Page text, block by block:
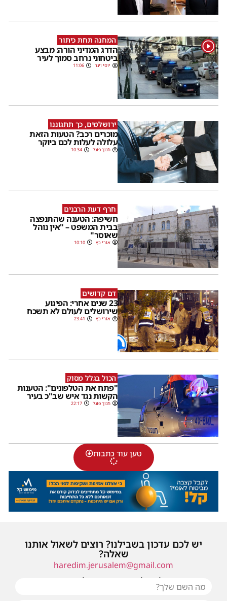
1 המחנה תחת כיתור
הדרג המדיני הורה: מבצע
ביטחוני נרחב סמוך לעיר
יוסי וינר 11:06
ירושלמים, כך תתגוננו
מוכרים רכב? הטעות הזאת
עלולה לעלות לכם ביוקר
חנוך פוגל 10:34
חרף דעת הרבנים
חשיפה: הטענה שהתנפצה
בבית המשפט – "אין נוהל
שאוסר"
אורי כץ 10:10
דם קדושים
23 שנים אחרי: הפיגוע
שירושלים לעולם לא תשכח
אורי כץ 23:41
הכול בגלל מסוק
"פתח את הטלפונים": הטענות
הקשות נגד איש שב"כ בעיר
חנוך פוגל 22:17
טען עוד כתבות
יש לכם עדכון בשבילנו? רוצים לשאול אותנו
שאלה?
haredim.jerusalem@gmail.com
או שילחו אלינו פנייה ונחזור אליכם בהקדם